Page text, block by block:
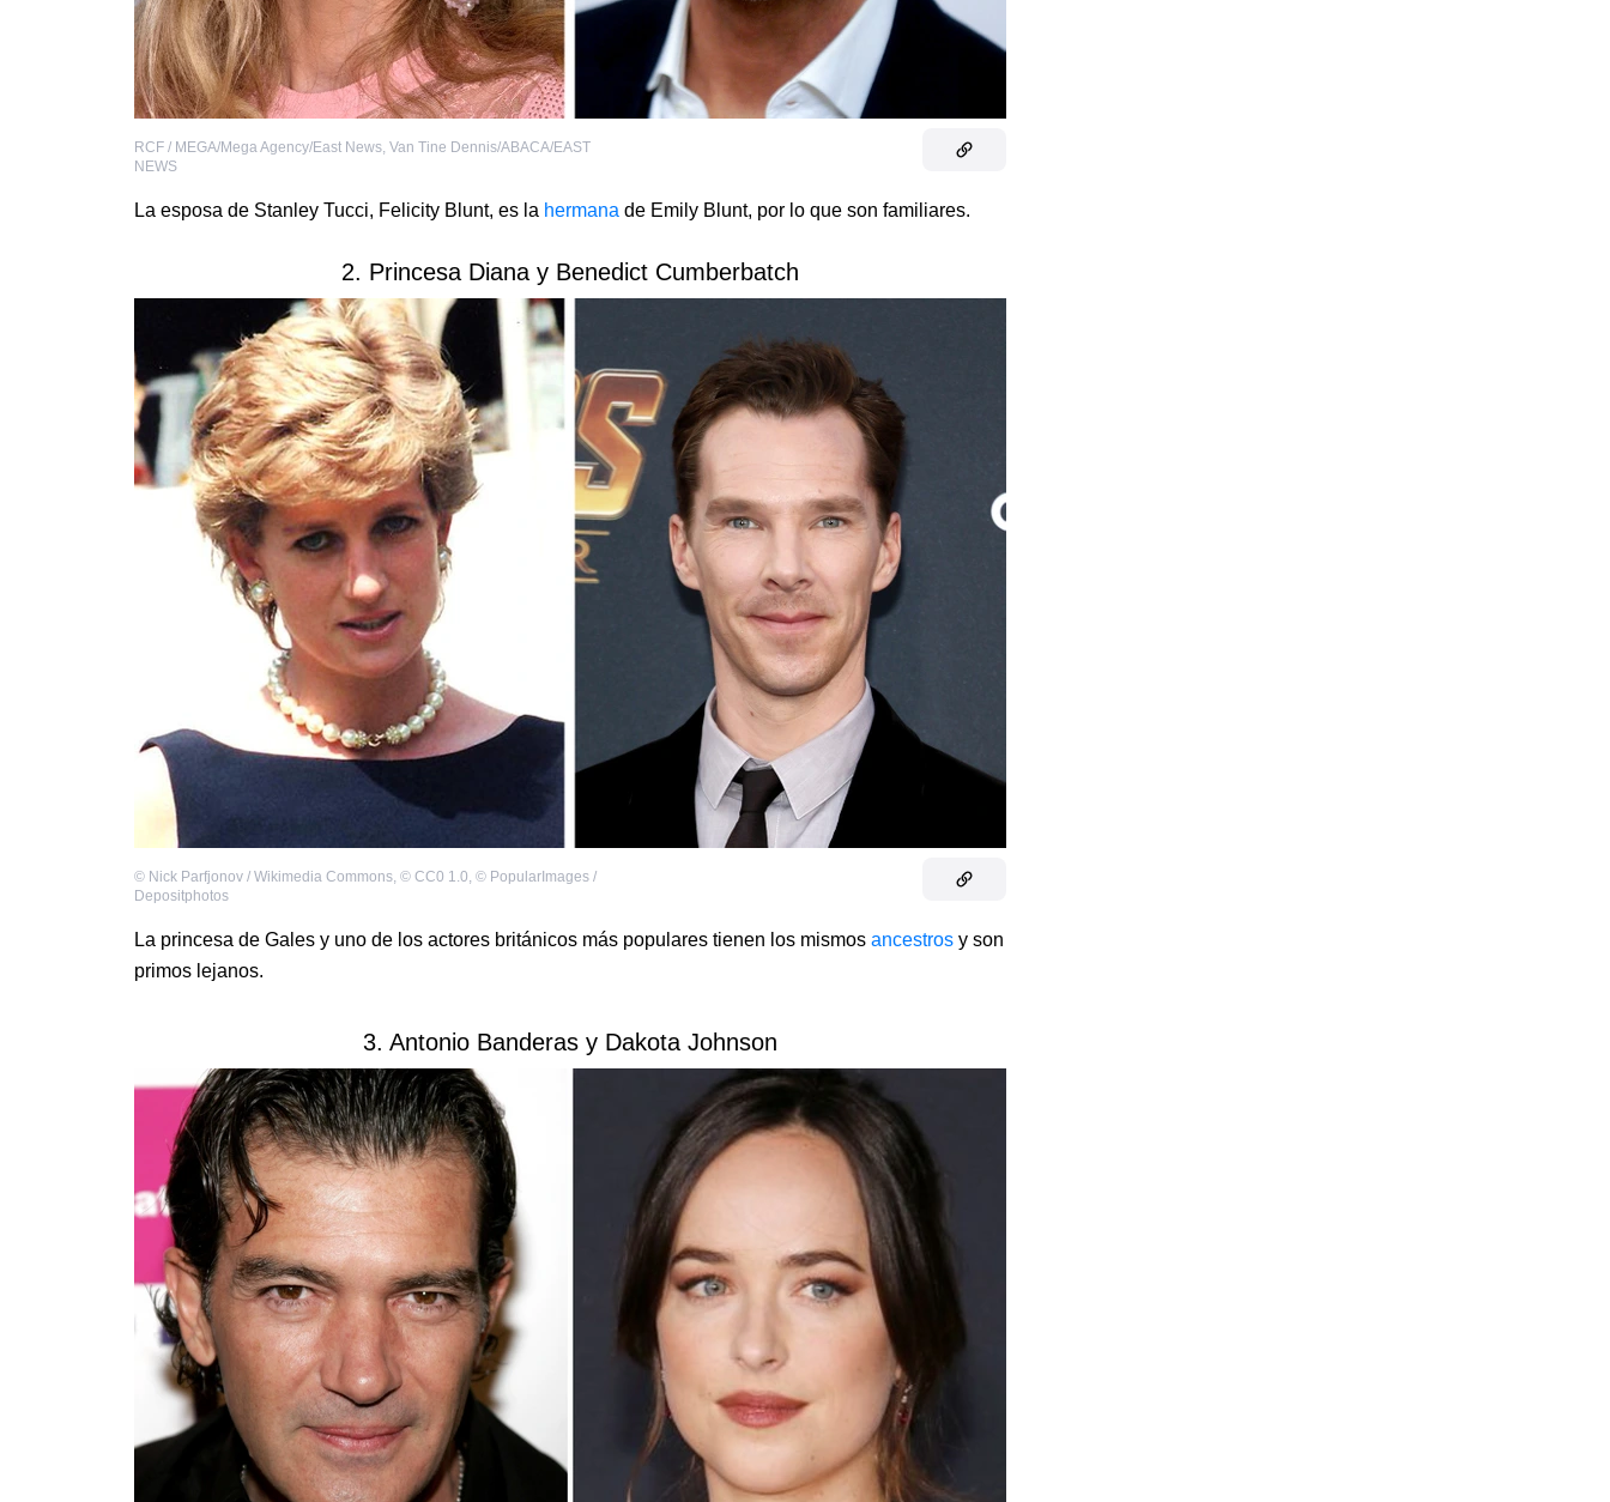
RCF / MEGA/Mega Agency/East News, Van Tine Dennis/ABACA/EAST
NEWS
La esposa de Stanley Tucci, Felicity Blunt, es la hermana de Emily Blunt, por lo que son familiares.
2. Princesa Diana y Benedict Cumberbatch
© Nick Parfjonov / Wikimedia Commons, © CC0 1.0, © PopularImages /
Depositphotos
La princesa de Gales y uno de los actores británicos más populares tienen los mismos ancestros y son
primos lejanos.
3. Antonio Banderas y Dakota Johnson